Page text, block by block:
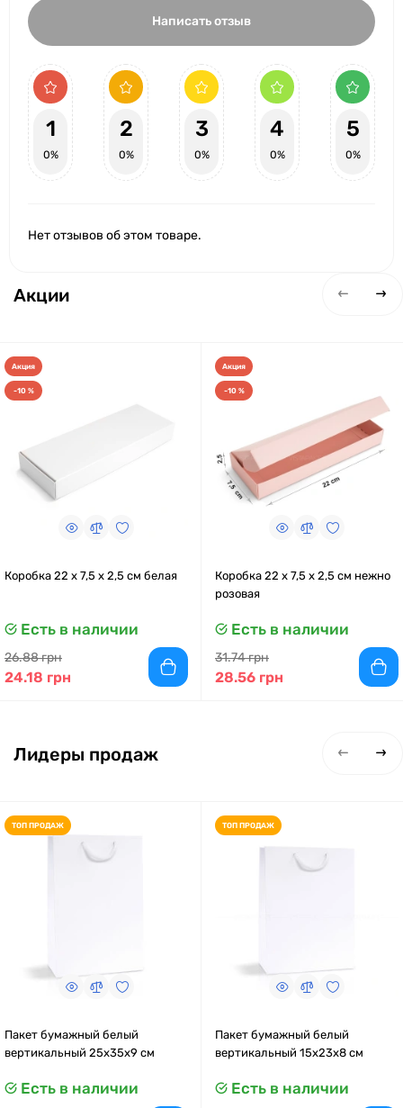
Написать отзыв
1
0%
2
0%
3
0%
4
0%
5
0%
Нет отзывов об этом товаре.
Акции
Акция
-10 %
Коробка 22 x 7,5 x 2,5 см белая
Есть в наличии
26.88 грн
24.18 грн
Акция
-10 %
Коробка 22 x 7,5 x 2,5 см нежно
розовая
Есть в наличии
31.74 грн
28.56 грн
Лидеры продаж
ТОП ПРОДАЖ
Пакет бумажный белый
вертикальный 25х35х9 см
Есть в наличии
ТОП ПРОДАЖ
Пакет бумажный белый
вертикальный 15x23x8 см
Есть в наличии